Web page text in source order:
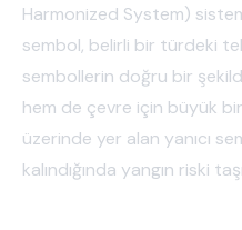
Harmonized System)
sembol, belirli bir türdeki
sembollerin doğru bir
hem de çevre için büyük
üzerinde yer alan yanıcı
kalındığında yangın riski